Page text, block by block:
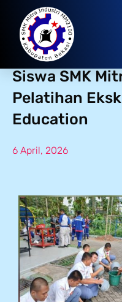
Asah
Siswa SMK
Pelatihan
Education
6 April, 2026